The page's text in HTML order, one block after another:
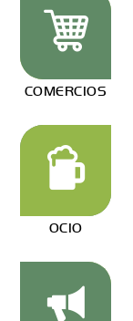
COMERCIOS
OCIO